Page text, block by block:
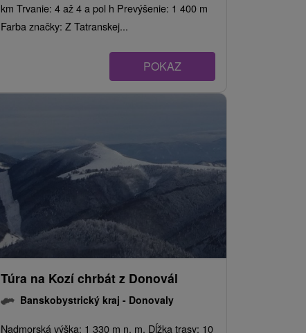
km Trvanie: 4 až 4 a pol h Prevýšenie: 1 400 m
Farba značky: Z Tatranskej...
POKAZ
Túra na Kozí chrbát z Donovál
Banskobystrický kraj - Donovaly
Nadmorská výška: 1 330 m n. m. Dĺžka trasy: 10